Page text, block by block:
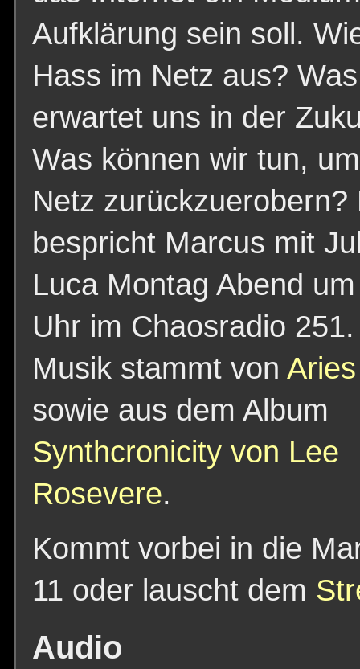
Aufklärung sein soll.
Hass im Netz aus? Was
erwartet uns in der
Was können wir tun,
Netz zurückzuerobern?
bespricht Marcus mit
Luca Montag Abend
Uhr im Chaosradio
Musik stammt von
sowie aus dem Album
Synthcronicity von Lee
Rosevere.
Kommt vorbei in die
11 oder lauscht dem
Audio